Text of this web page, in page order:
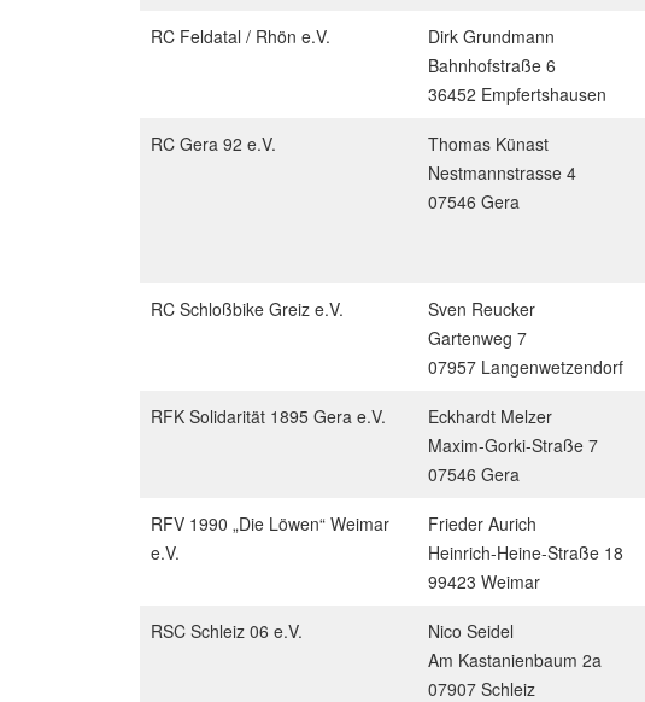
RC Feldatal / Rhön e.V.
Dirk Grundmann
Bahnhofstraße 6
36452 Empfertshausen
RC Gera 92 e.V.
Thomas Künast
Nestmannstrasse 4
07546 Gera
RC Schloßbike Greiz e.V.
Sven Reucker
Gartenweg 7
07957 Langenwetzendorf
RFK Solidarität 1895 Gera e.V.
Eckhardt Melzer
Maxim-Gorki-Straße 7
07546 Gera
RFV 1990 „Die Löwen“ Weimar
e.V.
Frieder Aurich
Heinrich-Heine-Straße 18
99423 Weimar
RSC Schleiz 06 e.V.
Nico Seidel
Am Kastanienbaum 2a
07907 Schleiz